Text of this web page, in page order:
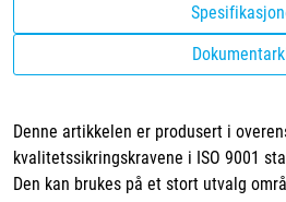
Denne artikkelen er produsert i
kvalitetssikringskravene i ISO 9001
Den kan brukes på et stort utvalg